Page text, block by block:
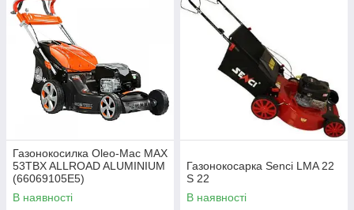
Газонокосилка Оlео-Маc MAX
53TBX ALLROAD ALUMINIUM
(66069105E5)
В наявності
Газонокосарка Senci LMA 22
S 22
В наявності